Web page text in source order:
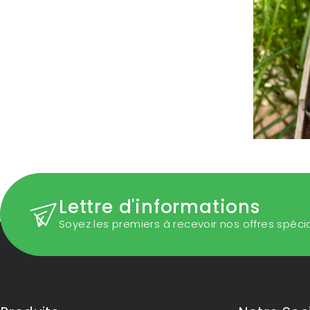
Lettre d'informations
Soyez les premiers à recevoir nos offres